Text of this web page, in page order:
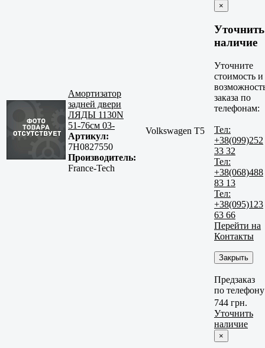
Амортизатор
задней двери
ЛЯДЫ 1130N
51-76cм 03-
Артикул:
7H0827550
Производитель:
France-Tech
Volkswagen T5
×
Уточнить
наличие
Уточните
стоимость и
заказа по
телефонам:
Тел:
+38(099)252
33 32
Тел:
+38(068)488
83 13
Тел:
+38(095)123
63 66
Перейти на
Контакты
Закрыть
Предзаказ
по телефону
744 грн.
Уточнить
наличие
×